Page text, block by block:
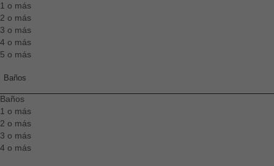
1 o más
2 o más
3 o más
4 o más
5 o más
Baños
Baños
1 o más
2 o más
3 o más
4 o más